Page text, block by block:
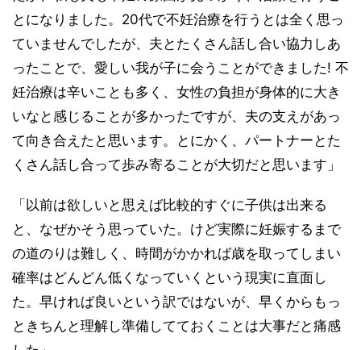
とになりました。20代で不妊治療を行うとは全く思っ
ていませんでしたが、夫とたくさん話し合い協力しあ
ったことで、愛しい我が子に会うことができました! 不
妊治療は辛いことも多く、女性の負担が身体的に大き
いなと感じることが多かったですが、夫の支えがあっ
て向き合えたと思います。とにかく、パートナーとた
くさん話し合って歩み寄ることが大切だと思います」
「以前は欲しいと思えば比較的すぐに子供は出来る
と、なぜかそう思っていた。けど実際に妊娠するまで
の道のりは難しく、時間がかかれば歳を取ってしまい
確率はどんどん低くなっていくという現実に直面し
た。早ければ良いという訳ではないが、早くからもっ
ときちんと理解し準備してておくことは大事だと痛感